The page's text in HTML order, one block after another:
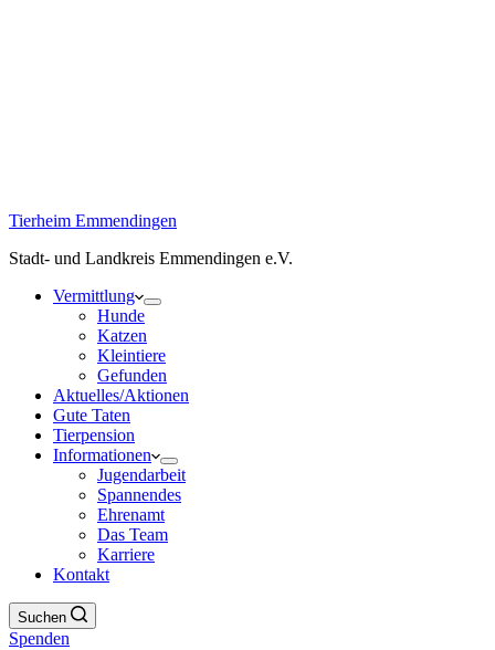
Tierheim Emmendingen
Stadt- und Landkreis Emmendingen e.V.
Vermittlung
Hunde
Katzen
Kleintiere
Gefunden
Aktuelles/Aktionen
Gute Taten
Tierpension
Informationen
Jugendarbeit
Spannendes
Ehrenamt
Das Team
Karriere
Kontakt
Suchen
Spenden